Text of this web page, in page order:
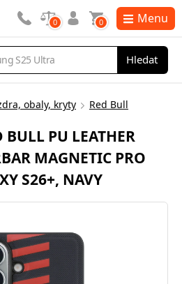
Hledat
0 0 Menu
obaly, kryty Red Bull
PU LEATHER
MAGNETIC PRO
S26+, NAVY